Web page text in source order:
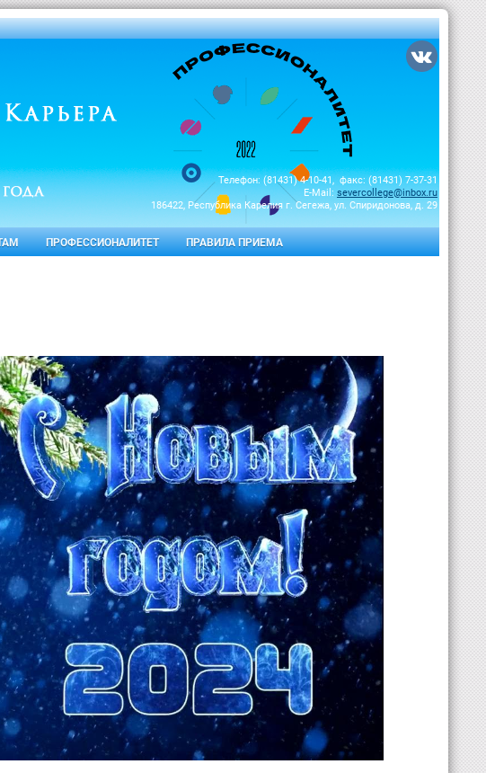
Телефон: (81431) 4-10-41, факс: (81431) 7-37-31
E-Mail: severcollege@inbox.ru
186422, Республика Карелия г. Сегежа, ул. Спиридонова, д. 29
ПРОФЕССИОНАЛИТЕТ ПРАВИЛА ПРИЕМА